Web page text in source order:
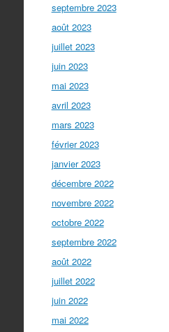
septembre 2023
août 2023
juillet 2023
juin 2023
mai 2023
avril 2023
mars 2023
février 2023
janvier 2023
décembre 2022
novembre 2022
octobre 2022
septembre 2022
août 2022
juillet 2022
juin 2022
mai 2022